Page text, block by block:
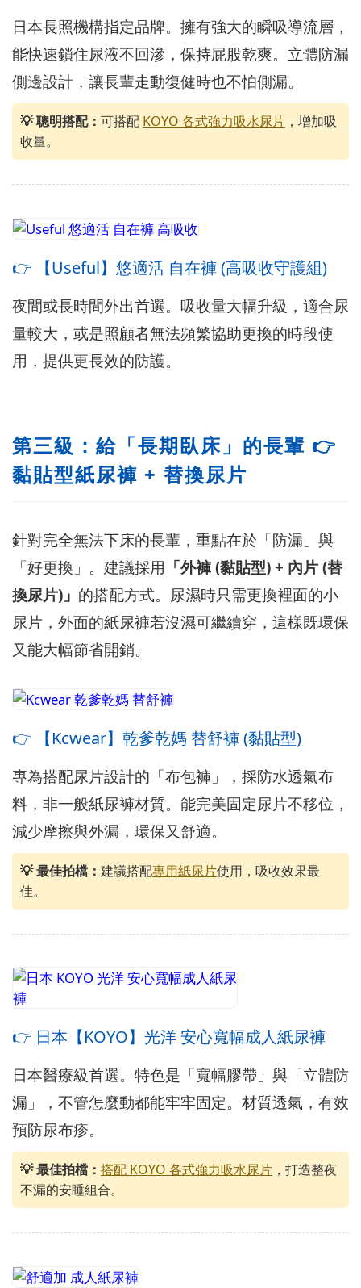
日本長照機構指定品牌。擁有強大的瞬吸導流層，
能快速鎖住尿液不回滲，保持屁股乾爽。立體防漏
側邊設計，讓長輩走動復健時也不怕側漏。
💡 聰明搭配： 可搭配 KOYO 各式強力吸水尿片 ，增加吸
收量。
👉 【Useful】悠適活 自在褲 (高吸收守護組)
夜間或長時間外出首選。吸收量大幅升級，適合尿
量較大，或是照顧者無法頻繁協助更換的時段使
用，提供更長效的防護。
第三級：給「長期臥床」的長輩 👉
黏貼型紙尿褲 + 替換尿片
針對完全無法下床的長輩，重點在於「防漏」與
「好更換」。建議採用 「外褲 (黏貼型) + 內片 (替
換尿片)」 的搭配方式。尿濕時只需更換裡面的小
尿片，外面的紙尿褲若沒濕可繼續穿，這樣既環保
又能大幅節省開銷。
👉 【Kcwear】乾爹乾媽 替舒褲 (黏貼型)
專為搭配尿片設計的「布包褲」，採防水透氣布
料，非一般紙尿褲材質。能完美固定尿片不移位，
減少摩擦與外漏，環保又舒適。
💡 最佳拍檔： 建議搭配專用紙尿片使用，吸收效果最
佳。
👉 日本【KOYO】光洋 安心寬幅成人紙尿褲
日本醫療級首選。特色是「寬幅膠帶」與「立體防
漏」，不管怎麼動都能牢牢固定。材質透氣，有效
預防尿布疹。
💡 最佳拍檔： 搭配 KOYO 各式強力吸水尿片 ，打造整夜
不漏的安睡組合。